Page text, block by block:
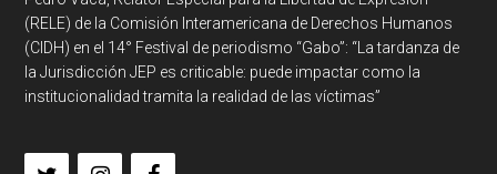
(RELE) de la Comisión Interamericana de Derechos Humanos
(CIDH) en el 14° Festival de periodismo “Gabo”: “La tardanza de
la Jurisdicción JEP es criticable: puede impactar como la
institucionalidad tramita la realidad de las víctimas”